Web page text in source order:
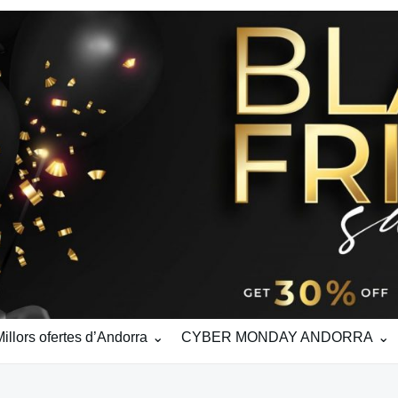
ofertes d’Andorra CYBER MONDAY ANDORRA